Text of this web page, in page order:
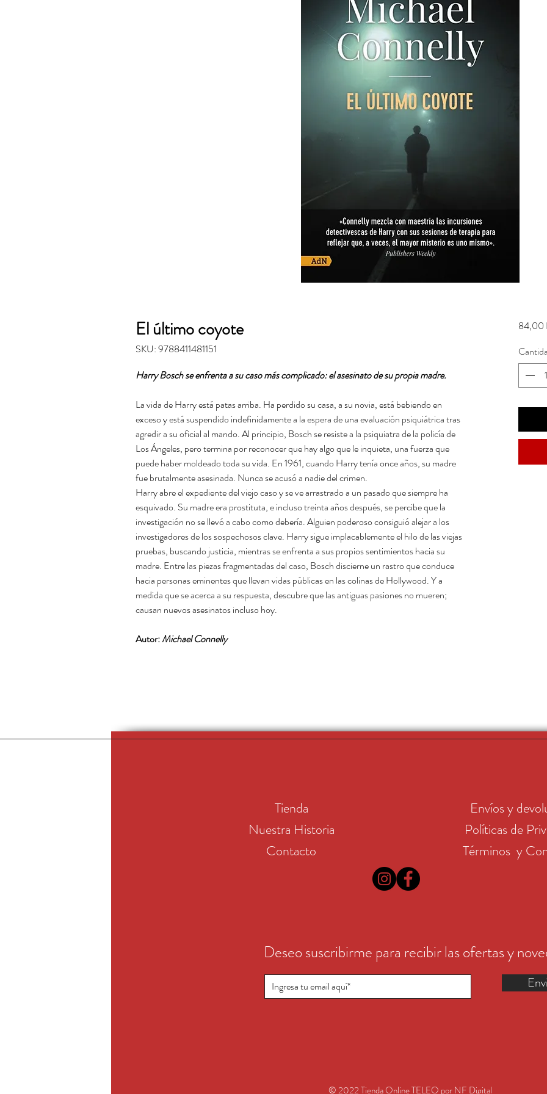
El último coyote
SKU: 9788411481151
Harry Bosch se enfrenta a su caso más complicado: el asesinato de su propia madre.
La vida de Harry está patas arriba. Ha perdido su casa, a su novia, está bebiendo en
exceso y está suspendido indefinidamente a la espera de una evaluación psiquiátrica tras
agredir a su oficial al mando. Al principio, Bosch se resiste a la psiquiatra de la policía de
Los Ángeles, pero termina por reconocer que hay algo que le inquieta, una fuerza que
puede haber moldeado toda su vida. En 1961, cuando Harry tenía once años, su madre
fue brutalmente asesinada. Nunca se acusó a nadie del crimen.
Harry abre el expediente del viejo caso y se ve arrastrado a un pasado que siempre ha
esquivado. Su madre era prostituta, e incluso treinta años después, se percibe que la
investigación no se llevó a cabo como debería. Alguien poderoso consiguió alejar a los
investigadores de los sospechosos clave. Harry sigue implacablemente el hilo de las viejas
pruebas, buscando justicia, mientras se enfrenta a sus propios sentimientos hacia su
madre. Entre las piezas fragmentadas del caso, Bosch discierne un rastro que conduce
hacia personas eminentes que llevan vidas públicas en las colinas de Hollywood. Y a
medida que se acerca a su respuesta, descubre que las antiguas pasiones no mueren;
causan nuevos asesinatos incluso hoy.
Autor:Michael Connelly
84,00
Tienda
Nuestra Historia
Contacto
Envíos y
Políticas de
Términos y
Deseo suscribirme para recibir las ofertas y
© 2022 Tienda Online TELEO por NF Digital